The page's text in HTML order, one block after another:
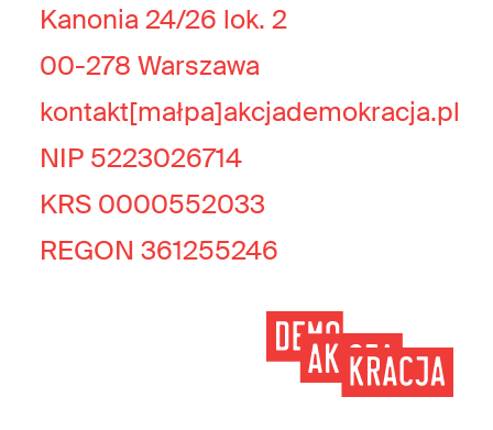
Kanonia 24/26 lok. 2
00-278 Warszawa
kontakt[małpa]akcjademokracja.pl
NIP 5223026714
KRS 0000552033
REGON 361255246